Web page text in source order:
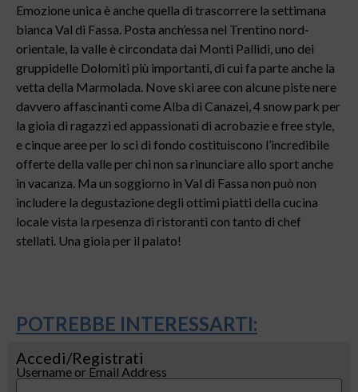
Emozione unica è anche quella di trascorrere la settimana
bianca Val di Fassa. Posta anch’essa nel Trentino nord-
orientale, la valle è circondata dai Monti Pallidi, uno dei
gruppidelle Dolomiti più importanti, di cui fa parte anche la
vetta della Marmolada. Nove ski aree con alcune piste nere
davvero affascinanti come Alba di Canazei, 4 snow park per
la gioia di ragazzi ed appassionati di acrobazie e free style,
e cinque aree per lo sci di fondo costituiscono l’incredibile
offerte della valle per chi non sa rinunciare allo sport anche
in vacanza. Ma un soggiorno in Val di Fassa non può non
includere la degustazione degli ottimi piatti della cucina
locale vista la rpesenza di ristoranti con tanto di chef
stellati. Una gioia per il palato!
POTREBBE INTERESSARTI:
Accedi/Registrati
Username or Email Address